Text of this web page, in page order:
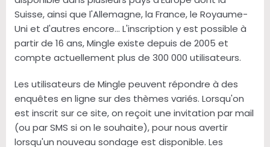
Suisse, ainsi que l'Allemagne, la France, le Royaume-
Uni et d'autres encore... L'inscription y est possible à
partir de 16 ans, Mingle existe depuis de 2005 et
compte actuellement plus de 300 000 utilisateurs.
Les utilisateurs de Mingle peuvent répondre à des
enquêtes en ligne sur des thèmes variés. Lorsqu'on
est inscrit sur ce site, on reçoit une invitation par mail
(ou par SMS si on le souhaite), pour nous avertir
lorsqu'un nouveau sondage est disponible. Les